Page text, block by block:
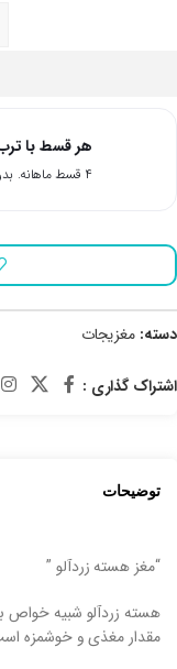
هر قسط با
۴ قسط ماهانه. بدون سود، چک و ضامن.
دسته: مغزیجات
اشتراک گذاری :
توضیحات
“مغز هسته زردآلو ”
هسته زردآلو شبیه خواص
مقدار مغذی و خوشمزه